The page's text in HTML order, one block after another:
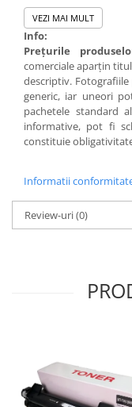
modelele de
we/dwe/fdwe/sdwe/
Atentie!
chiptrebuie instalat
VEZI MAI MULT
Info:
Preţurile
comerciale aparţin
descriptiv.
generic, iar uneori
pachetele standard
informative, pot fi
constituie
Informatii
Review-uri(0)